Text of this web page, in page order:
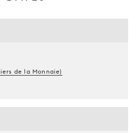
de la Monnaie)